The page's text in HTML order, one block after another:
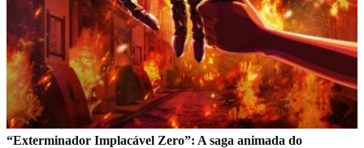
“Exterminador Implacável Zero”: A saga animada do